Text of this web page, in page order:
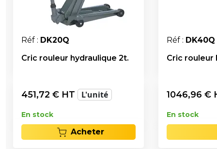
Réf : DK20Q
Cric rouleur hydraulique 2t.
451,72 € HT L'unité
En stock
Acheter
Réf : DK40Q
Cric rouleur
1046,96 €
En stock